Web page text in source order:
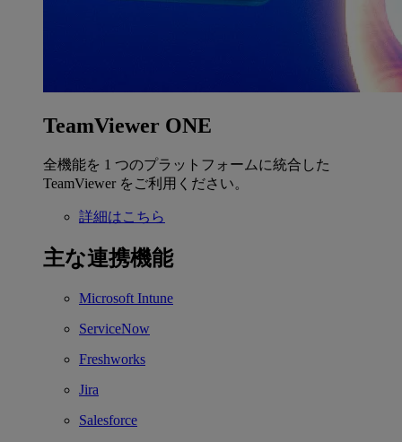
TeamViewer ONE
全機能を 1 つのプラットフォームに統合した
TeamViewer をご利用ください。
詳細はこちら
主な連携機能
Microsoft Intune
ServiceNow
Freshworks
Jira
Salesforce